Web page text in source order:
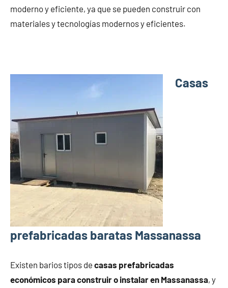
moderno y eficiente, ya que se pueden construir con
materiales y tecnologías modernos y eficientes.
Casas
prefabricadas baratas Massanassa
Existen barios tipos de casas prefabricadas
económicos para construir o instalar en Massanassa, y